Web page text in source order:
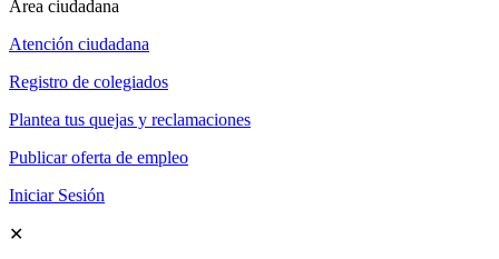
Área ciudadana
Atención ciudadana
Registro de colegiados
Plantea tus quejas y reclamaciones
Publicar oferta de empleo
Iniciar Sesión
✕